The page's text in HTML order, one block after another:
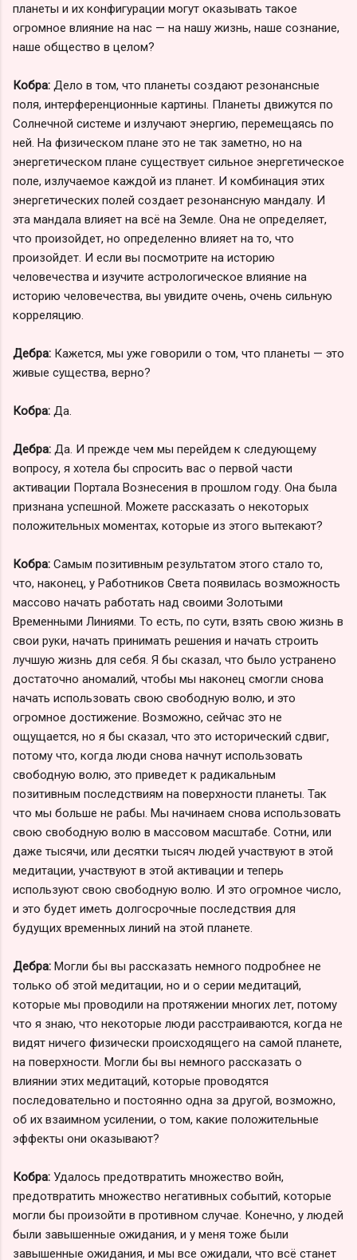
планеты и их конфигурации могут оказывать такое
огромное влияние на нас — на нашу жизнь, наше сознание,
наше общество в целом?
Кобра: Дело в том, что планеты создают резонансные
поля, интерференционные картины. Планеты движутся по
Солнечной системе и излучают энергию, перемещаясь по
ней. На физическом плане это не так заметно, но на
энергетическом плане существует сильное энергетическое
поле, излучаемое каждой из планет. И комбинация этих
энергетических полей создает резонансную мандалу. И
эта мандала влияет на всё на Земле. Она не определяет,
что произойдет, но определенно влияет на то, что
произойдет. И если вы посмотрите на историю
человечества и изучите астрологическое влияние на
историю человечества, вы увидите очень, очень сильную
корреляцию.
Дебра: Кажется, мы уже говорили о том, что планеты — это
живые существа, верно?
Кобра: Да.
Дебра: Да. И прежде чем мы перейдем к следующему
вопросу, я хотела бы спросить вас о первой части
активации Портала Вознесения в прошлом году. Она была
признана успешной. Можете рассказать о некоторых
положительных моментах, которые из этого вытекают?
Кобра: Самым позитивным результатом этого стало то,
что, наконец, у Работников Света появилась возможность
массово начать работать над своими Золотыми
Временными Линиями. То есть, по сути, взять свою жизнь в
свои руки, начать принимать решения и начать строить
лучшую жизнь для себя. Я бы сказал, что было устранено
достаточно аномалий, чтобы мы наконец смогли снова
начать использовать свою свободную волю, и это
огромное достижение. Возможно, сейчас это не
ощущается, но я бы сказал, что это исторический сдвиг,
потому что, когда люди снова начнут использовать
свободную волю, это приведет к радикальным
позитивным последствиям на поверхности планеты. Так
что мы больше не рабы. Мы начинаем снова использовать
свою свободную волю в массовом масштабе. Сотни, или
даже тысячи, или десятки тысяч людей участвуют в этой
медитации, участвуют в этой активации и теперь
используют свою свободную волю. И это огромное число,
и это будет иметь долгосрочные последствия для
будущих временных линий на этой планете.
Дебра: Могли бы вы рассказать немного подробнее не
только об этой медитации, но и о серии медитаций,
которые мы проводили на протяжении многих лет, потому
что я знаю, что некоторые люди расстраиваются, когда не
видят ничего физически происходящего на самой планете,
на поверхности. Могли бы вы немного рассказать о
влиянии этих медитаций, которые проводятся
последовательно и постоянно одна за другой, возможно,
об их взаимном усилении, о том, какие положительные
эффекты они оказывают?
Кобра: Удалось предотвратить множество войн,
предотвратить множество негативных событий, которые
могли бы произойти в противном случае. Конечно, у людей
были завышенные ожидания, и у меня тоже были
завышенные ожидания, и мы все ожидали, что всё станет